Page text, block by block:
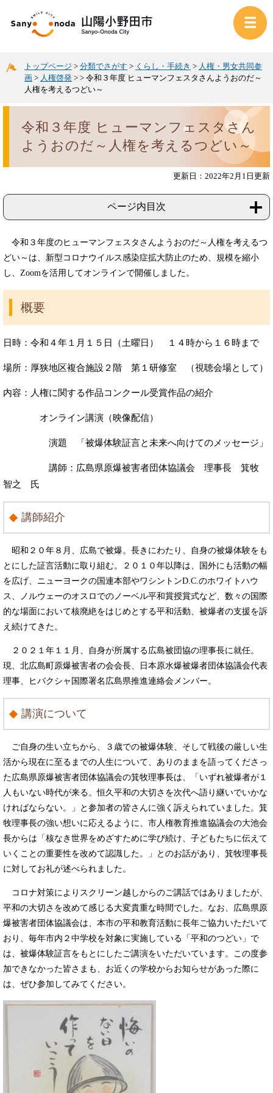
トップページ > 分類でさがす > くらし・手続き > 人権・男女共同参
画 > 人権啓発 > > 令和３年度 ヒューマンフェスタさんようおのだ～
人権を考えるつどい～
令和３年度 ヒューマンフェスタさん
ようおのだ～人権を考えるつどい～
更新日：2022年2月1日更新
ページ内目次
令和３年度のヒューマンフェスタさんようおのだ～人権を考えるつ
どい～は、新型コロナウイルス感染症拡大防止のため、規模を縮小
し、Zoomを活用してオンラインで開催しました。
概要
日時：令和４年１月１５日（土曜日） １４時から１６時まで
場所：厚狭地区複合施設２階 第１研修室 （視聴会場として）
内容：人権に関する作品コンクール受賞作品の紹介
オンライン講演（映像配信）
演題 「被爆体験証言と未来へ向けてのメッセージ」
講師：広島県原爆被害者団体協議会 理事長 箕牧
智之 氏
講師紹介
昭和２０年８月、広島で被爆。長きにわたり、自身の被爆体験をも
とにした証言活動に取り組む。２０１０年以降は、国外にも活動の幅
を広げ、ニューヨークの国連本部やワシントンD.C.のホワイトハウ
ス、ノルウェーのオスロでのノーベル平和賞授賞式など、数々の国際
的な場面において核廃絶をはじめとする平和活動、被爆者の支援を訴
え続けてきた。
２０２１年１１月、自身が所属する広島被団協の理事長に就任。
現、北広島町原爆被害者の会会長、日本原水爆被爆者団体協議会代表
理事、ヒバクシャ国際署名広島県推進連絡会メンバー。
講演について
ご自身の生い立ちから、３歳での被爆体験、そして戦後の厳しい生
活から現在に至るまでの人生について、ありのままを語ってくださっ
た広島県原爆被害者団体協議会の箕牧理事長は、「いずれ被爆者が１
人もいない時代が来る。恒久平和の大切さを次代へ語り継いでいかな
ければならない。」と参加者の皆さんに強く訴えられていました。箕
牧理事長の強い想いに応えるように、市人権教育推進協議会の大池会
長からは「核なき世界をめざすために学び続け、子どもたちに伝えて
いくことの重要性を改めて認識した。」とのお話があり、箕牧理事長
に対してお礼が述べられました。
コロナ対策によりスクリーン越しからのご講話ではありましたが、
平和の大切さを改めて感じる大変貴重な時間でした。なお、広島県原
爆被害者団体協議会は、本市の平和教育活動に長年ご協力いただいて
おり、毎年市内２中学校を対象に実施している「平和のつどい」で
は、被爆体験証言をもとにしたご講演をいただいています。この度参
加できなかった皆さまも、お近くの学校からお知らせがあった際に
は、ぜひ参加してみてください。